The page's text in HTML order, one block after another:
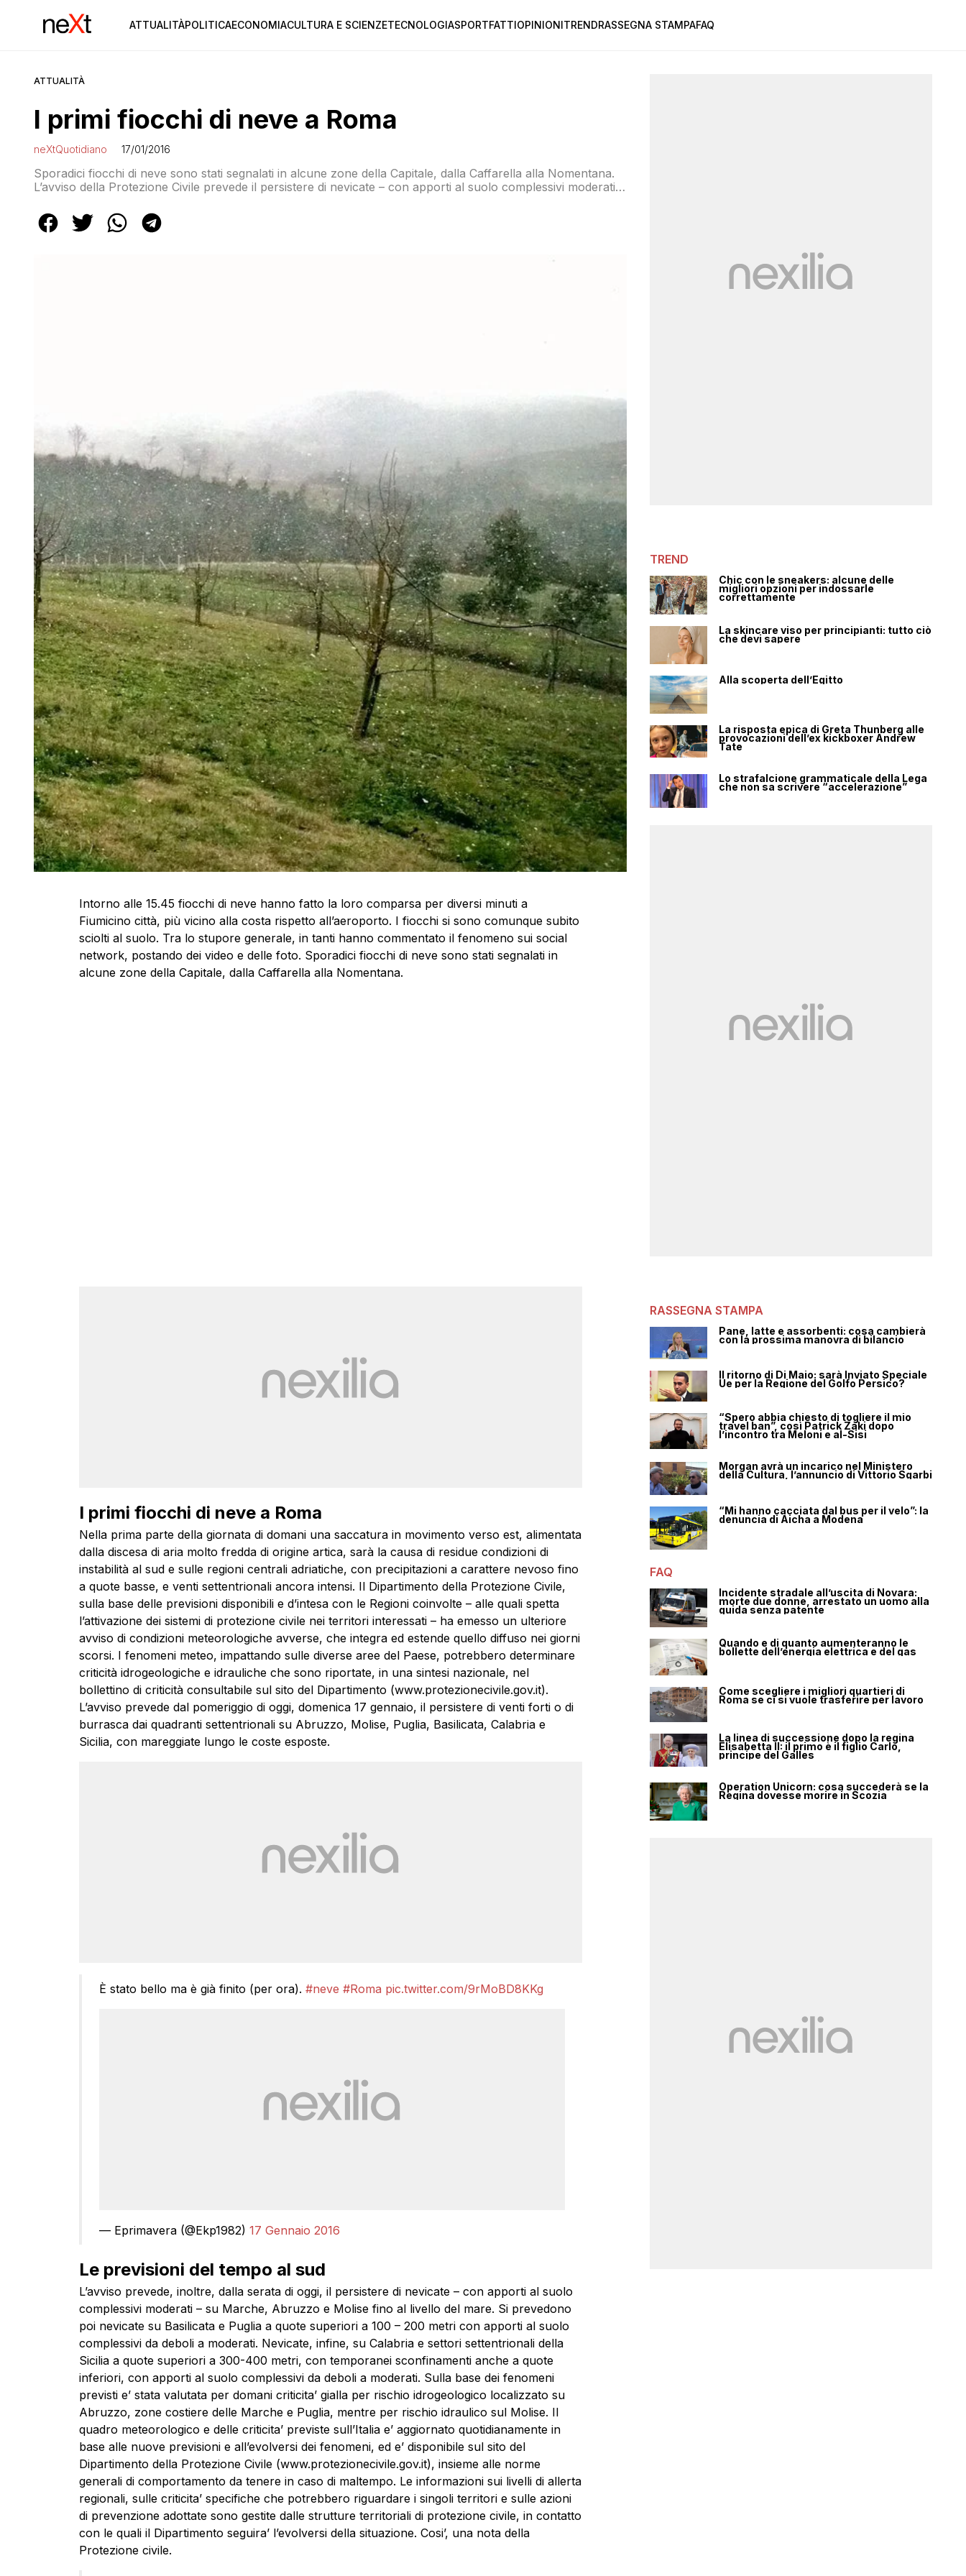
ATTUALITÀPOLITICAECONOMIACULTURA E SCIENZETECNOLOGIASPORTFATTIOPINIONITRENDRASSEGNA STAMPAFAQ
ATTUALITÀ
I primi fiocchi di neve a Roma
neXtQuotidiano 17/01/2016
Sporadici fiocchi di neve sono stati segnalati in alcune zone della Capitale, dalla Caffarella alla Nomentana.
L’avviso della Protezione Civile prevede il persistere di nevicate – con apporti al suolo complessivi moderati –
quote superiori a 100 – 200 metri con apporti al suolo complessivi da deboli a moderati.
Intorno alle 15.45 fiocchi di neve hanno fatto la loro comparsa per diversi minuti a
Fiumicino città, più vicino alla costa rispetto all’aeroporto. I fiocchi si sono comunque subito
sciolti al suolo. Tra lo stupore generale, in tanti hanno commentato il fenomeno sui social
network, postando dei video e delle foto. Sporadici fiocchi di nevesono stati segnalati in
alcune zone della Capitale, dalla Caffarella alla Nomentana.
I primi fiocchi di neve a Roma
Nella prima parte della giornata di domani una saccatura in movimento verso est, alimentata
dalla discesa di aria molto fredda di origine artica, sarà la causa di residue condizioni di
instabilità al sud e sulle regioni centrali adriatiche, con precipitazioni a carattere nevoso fino
a quote basse, e venti settentrionali ancora intensi. Il Dipartimento della Protezione Civile,
sulla base delle previsioni disponibili e d’intesa con le Regioni coinvolte – alle quali spetta
l’attivazione dei sistemi di protezione civile nei territori interessati – ha emesso un ulteriore
avviso di condizioni meteorologiche avverse, che integra ed estende quello diffuso nei giorni
scorsi. I fenomeni meteo, impattando sulle diverse aree del Paese, potrebbero determinare
criticità idrogeologiche e idrauliche che sono riportate, in una sintesi nazionale, nel
bollettino di criticità consultabile sul sito del Dipartimento (www.protezionecivile.gov.it).
L’avviso prevede dal pomeriggio di oggi, domenica 17 gennaio, il persistere di venti forti o di
burrasca dai quadranti settentrionali su Abruzzo, Molise, Puglia, Basilicata, Calabria e
Sicilia, con mareggiate lungo le coste esposte.
È stato bello ma è già finito (per ora). #neve #Roma pic.twitter.com/9rMoBD8KKg
— Eprimavera (@Ekp1982) 17 Gennaio 2016
Le previsioni del tempo al sud
L’avviso prevede, inoltre, dalla serata di oggi, il persistere di nevicate – con apporti al suolo
complessivi moderati – su Marche, Abruzzo e Molise fino al livello del mare. Si prevedono
poi nevicate su Basilicata e Puglia a quote superiori a 100 – 200 metri con apporti al suolo
complessivi da deboli a moderati. Nevicate, infine, su Calabria e settori settentrionali della
Sicilia a quote superiori a 300-400 metri, con temporanei sconfinamenti anche a quote
inferiori, con apporti al suolo complessivi da deboli a moderati. Sulla base dei fenomeni
previsti e’ stata valutata per domani criticita’ gialla per rischio idrogeologico localizzato su
Abruzzo, zone costiere delle Marche e Puglia, mentre per rischio idraulico sul Molise. Il
quadro meteorologico e delle criticita’ previste sull’Italia e’ aggiornato quotidianamente in
base alle nuove previsioni e all’evolversi dei fenomeni, ed e’ disponibile sul sito del
Dipartimento della Protezione Civile (www.protezionecivile.gov.it), insieme alle norme
generali di comportamento da tenere in caso di maltempo. Le informazioni sui livelli di allerta
regionali, sulle criticita’ specifiche che potrebbero riguardare i singoli territori e sulle azioni
di prevenzione adottate sono gestite dalle strutture territoriali di protezione civile, in contatto
con le quali il Dipartimento seguira’ l’evolversi della situazione. Cosi’, una nota della
Protezione civile.
TREND
Chic con le sneakers: alcune delle
migliori opzioni per indossarle
correttamente
La skincare viso per principianti: tutto ciò
che devi sapere
Alla scoperta dell’Egitto
La risposta epica di Greta Thunberg alle
provocazioni dell’ex kickboxer Andrew
Tate
Lo strafalcione grammaticale della Lega
che non sa scrivere “accelerazione”
RASSEGNA STAMPA
Pane, latte e assorbenti: cosa cambierà
con la prossima manovra di bilancio
Il ritorno di Di Maio: sarà Inviato Speciale
Ue per la Regione del Golfo Persico?
“Spero abbia chiesto di togliere il mio
travel ban”, così Patrick Zaki dopo
l’incontro tra Meloni e al-Sisi
Morgan avrà un incarico nel Ministero
della Cultura, l’annuncio di Vittorio Sgarbi
“Mi hanno cacciata dal bus per il velo”: la
denuncia di Aicha a Modena
FAQ
Incidente stradale all’uscita di Novara:
morte due donne, arrestato un uomo alla
guida senza patente
Quando e di quanto aumenteranno le
bollette dell’energia elettrica e del gas
Come scegliere i migliori quartieri di
Roma se ci si vuole trasferire per lavoro
La linea di successione dopo la regina
Elisabetta II: il primo è il figlio Carlo,
principe del Galles
Operation Unicorn: cosa succederà se la
Regina dovesse morire in Scozia